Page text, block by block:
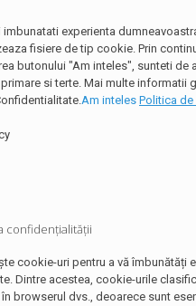
experienta
fisiere de tip cookie. Prin
butonului "Am inteles", sunteti de
si terte. Mai multe informatii
Am inteles Politica de
confidențialității
cookie-uri pentru a vă îmbunătăți
Dintre acestea, cookie-urile
browserul dvs., deoarece sunt